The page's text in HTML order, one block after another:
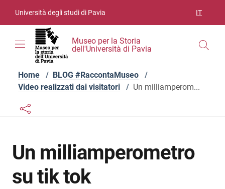
Università degli studi di Pavia IT
Museo per la Storia
dell'Università di Pavia
Home / BLOG #RaccontaMuseo
/
Video realizzati dai visitatori
/ Un milliamperom...
Links condivisione social
Bottone condivisione social
Un milliamperometro
su tik tok